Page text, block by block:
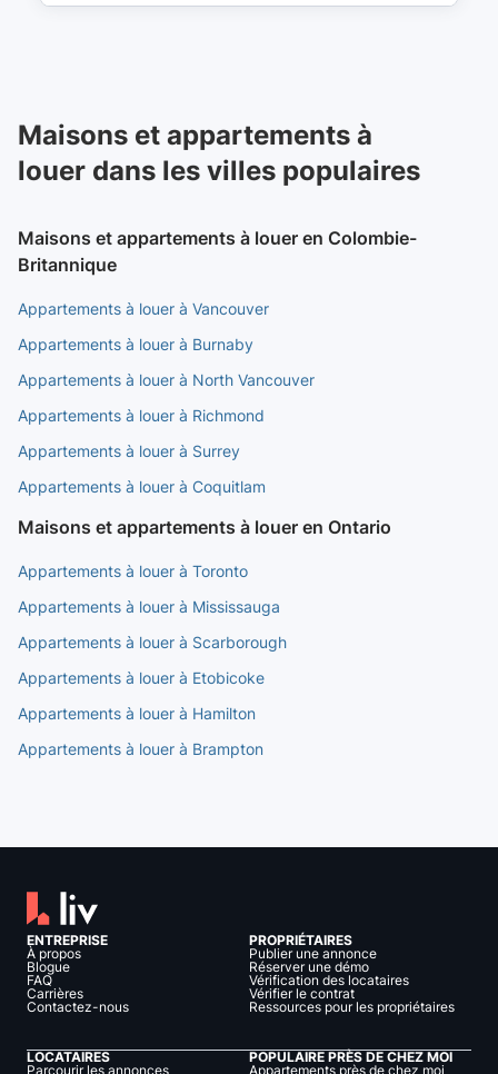
Maisons et appartements à
louer dans les villes populaires
Maisons et appartements à louer en Colombie-
Britannique
Appartements à louer à Vancouver
Appartements à louer à Burnaby
Appartements à louer à North Vancouver
Appartements à louer à Richmond
Appartements à louer à Surrey
Appartements à louer à Coquitlam
Maisons et appartements à louer en Ontario
Appartements à louer à Toronto
Appartements à louer à Mississauga
Appartements à louer à Scarborough
Appartements à louer à Etobicoke
Appartements à louer à Hamilton
Appartements à louer à Brampton
ENTREPRISE
À propos
Blogue
FAQ
Carrières
Contactez-nous
PROPRIÉTAIRES
Publier une annonce
Réserver une démo
Vérification des locataires
Vérifier le contrat
Ressources pour les propriétaires
LOCATAIRES
Parcourir les annonces
POPULAIRE PRÈS DE CHEZ MOI
Appartements près de chez moi